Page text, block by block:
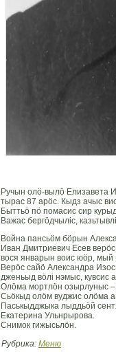
Ручын олö-вылö Елизавета
тырас 87 арöс. Кыдз ачыс
Быттьö пö помасис сир
Важас бергöдчылiс,
Война пансьöм бöрын
Иван Дмитриевич Есев
вося январын воис юöр, мый
Верöс сайö Александра
дженьыд вöлi нэмыс, кувсис
Олöма мортлöн озырлуныс –
Сьöкыд олöм вуджис олöма
Паськыдджыка лыддьöй
Екатерина Ульнрырова.
Снимок гижысьлöн.
Рубрика: Меню